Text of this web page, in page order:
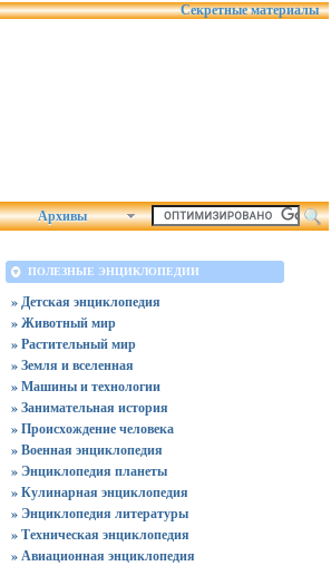
Секретные материалы
Архивы
ПОЛЕЗНЫЕ ЭНЦИКЛОПЕДИИ
» Детская энциклопедия
» Животный мир
» Растительный мир
» Земля и вселенная
» Машины и технологии
» Занимательная история
» Происхождение человека
» Военная энциклопедия
» Энциклопедия планеты
» Кулинарная энциклопедия
» Энциклопедия литературы
» Техническая энциклопедия
» Авиационная энциклопедия